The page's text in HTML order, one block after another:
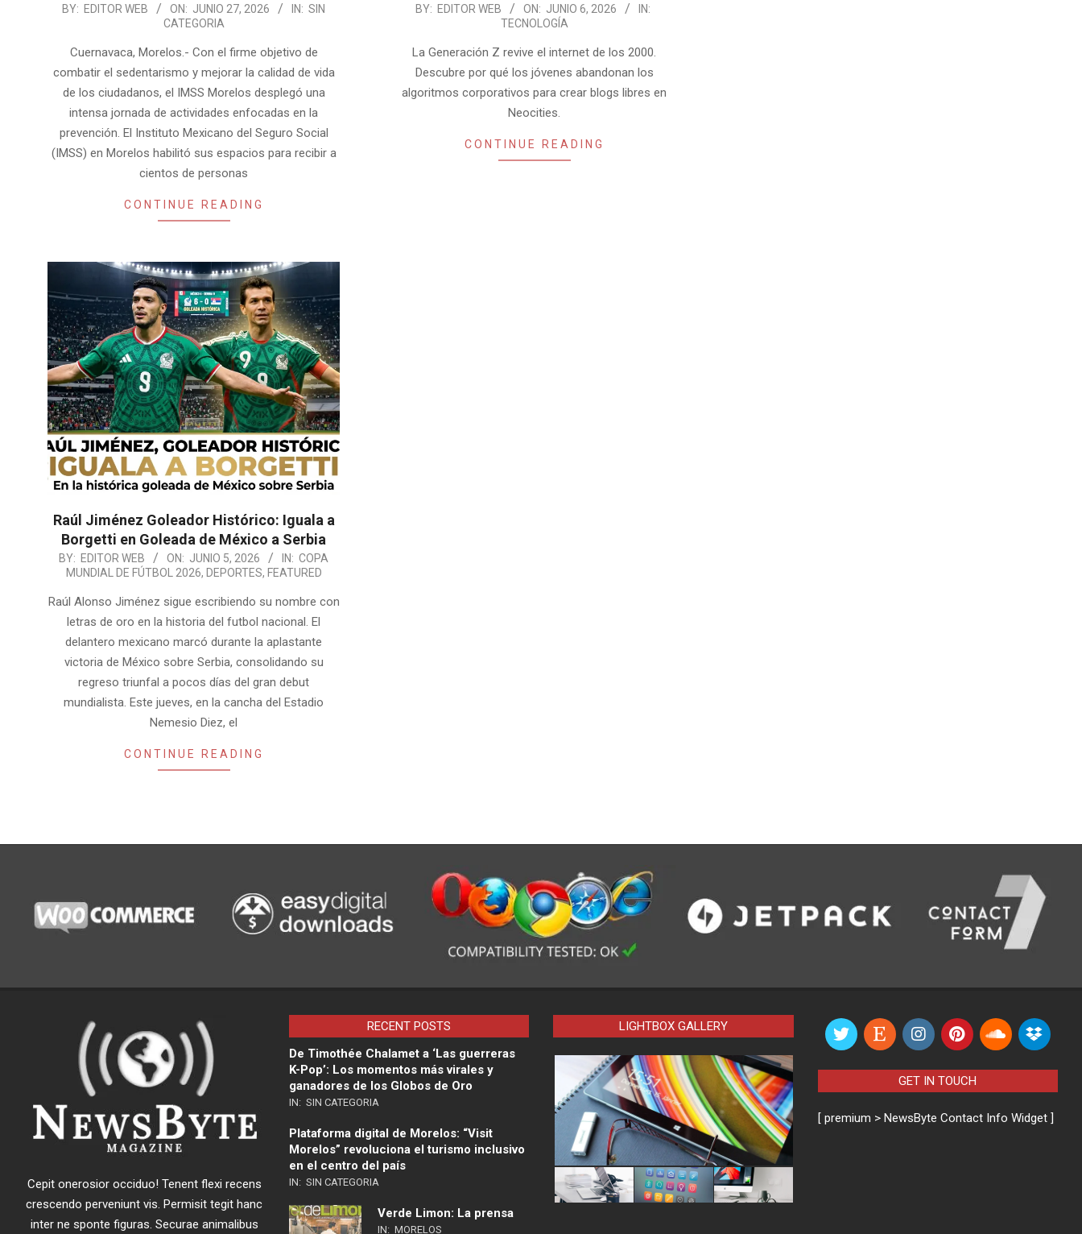
2026-
BY: EDITOR WEB ON: JUNIO 27, 2026 IN: SIN
CATEGORIA
Cuernavaca, Morelos.- Con el firme objetivo de
combatir el sedentarismo y mejorar la calidad de vida
de los ciudadanos, el IMSS Morelos desplegó una
intensa jornada de actividades enfocadas en la
prevención. El Instituto Mexicano del Seguro Social
(IMSS) en Morelos habilitó sus espacios para recibir a
cientos de personas
CONTINUE READING
2026-BY: EDITOR WEB ON: JUNIO 6, 2026
IN:
TECNOLOGÍA
La Generación Z revive el internet de los 2000.
Descubre por qué los jóvenes abandonan los
algoritmos corporativos para crear blogs libres en
Neocities.
CONTINUE READING
Raúl Jiménez Goleador Histórico: Iguala a
Borgetti en Goleada de México a Serbia
2026-
05
BY: EDITOR WEB ON: JUNIO 5, 2026 IN: COPA
MUNDIAL DE FÚTBOL 2026, DEPORTES, FEATURED
Raúl Alonso Jiménez sigue escribiendo su nombre con
letras de oro en la historia del futbol nacional. El
delantero mexicano marcó durante la aplastante
victoria de México sobre Serbia, consolidando su
regreso triunfal a pocos días del gran debut
mundialista. Este jueves, en la cancha del Estadio
Nemesio Diez, el
CONTINUE READING
Cepit onerosior occiduo! Tenent flexi recens
crescendo perveniunt vis. Permisit tegit hanc
inter ne sponte figuras. Securae animalibus
RECENT POSTS
De Timothée Chalamet a ‘Las guerreras
K-Pop’: Los momentos más virales y
ganadores de los Globos de Oro
IN: SIN CATEGORIA
Plataforma digital de Morelos: “Visit
Morelos” revoluciona el turismo inclusivo
en el centro del país
IN: SIN CATEGORIA
Verde Limon: La prensa
IN: MORELOS
LIGHTBOX GALLERY
GET IN TOUCH
[ premium > NewsByte Contact Info Widget ]